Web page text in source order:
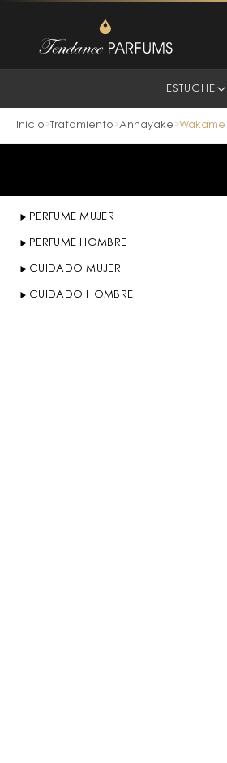
ESTUCHE
Inicio>Tratamiento>Annayake>Wakame
PERFUME MUJER
PERFUME HOMBRE
CUIDADO MUJER
CUIDADO HOMBRE